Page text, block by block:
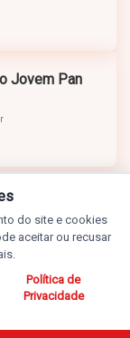
Jovem Pan
do site e cookies
aceitar ou recusar
Política de
Privacidade